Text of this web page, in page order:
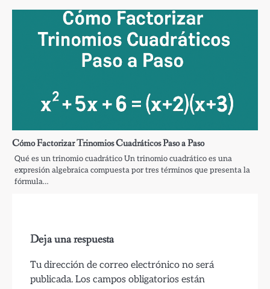
Cómo Factorizar Trinomios Cuadráticos Paso a Paso
Qué es un trinomio cuadrático Un trinomio cuadrático es una
expresión algebraica compuesta por tres términos que presenta la
fórmula…
Deja una respuesta
Tu dirección de correo electrónico no será
publicada. Los campos obligatorios están